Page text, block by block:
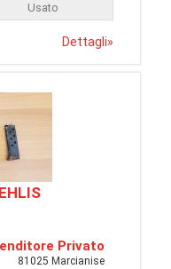
Usato
Dettagli»
Privato
81025 Marcianise